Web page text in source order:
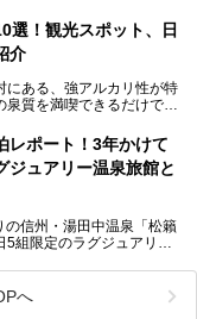
この記事では、金具屋での
「楽しみ方」を徹底的にご
選！観光スポット、日
介
にある、強アルカリ性が特
質を満喫できるだけでな
ットや、信州名物のおや
観光を楽しむにはぴった
充実させる宿泊施設や日
ルメスポットに加え、ア
レポート！3年かけて
ジュアリー温泉旅館と
信州・湯田中温泉「松籟
組限定のラグジュアリー
味わえます。また宿泊者は
「桃山風呂」や共同浴場の
。
へ